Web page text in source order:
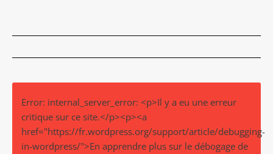
Error: internal_server_error: <p>Il y a eu une erreur
critique sur ce site.</p><p><a
href="https://fr.wordpress.org/support/article/debugging-
in-wordpress/">En apprendre plus sur le débogage de